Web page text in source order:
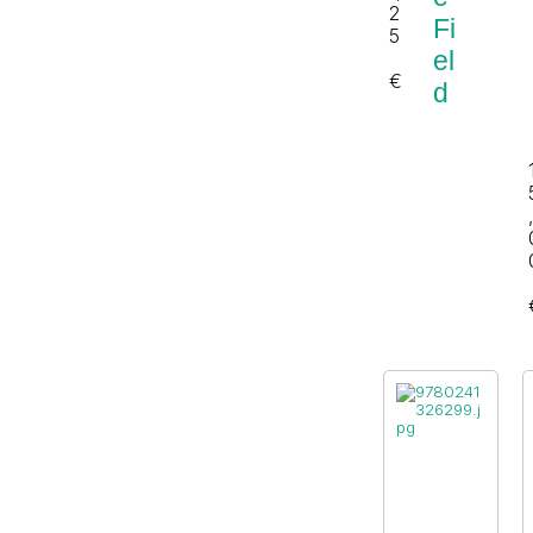
2
5
€
Fi
el
d